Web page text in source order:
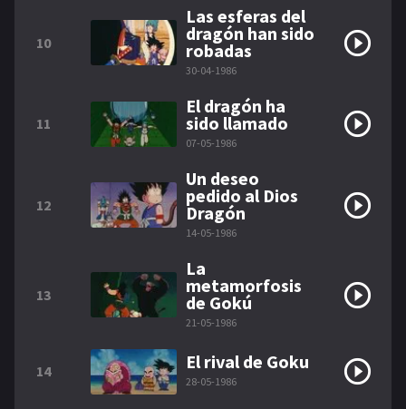
10
Las esferas del
dragón han sido
robadas
30-04-1986
11
El dragón ha
sido llamado
07-05-1986
12
Un deseo
pedido al Dios
Dragón
14-05-1986
13
La
metamorfosis
de Gokú
21-05-1986
14 El rival de Goku
28-05-1986